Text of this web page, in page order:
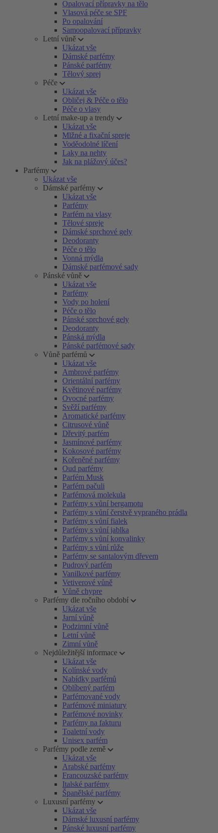
Opalovací přípravky na tělo
Vlasová péče se SPF
Po opalování
Samoopalovací přípravky
Letní vůně
Ukázat vše
Dámské parfémy
Pánské parfémy
Tělový sprej
Péče
Ukázat vše
Obličej & Péče o tělo
Péče o vlasy
Letní make-up a trendy
Ukázat vše
Mlžné a fixační spreje
Voděodolné líčení
Laky na nehty
Jak na plážový účes?
Parfémy
Ukázat vše
Dámské parfémy
Ukázat vše
Parfémy
Parfém na vlasy
Tělové spreje
Dámské sprchové gely
Deodoranty
Péče o tělo
Vonná mýdla
Dámské parfémové sady
Pánské vůně
Ukázat vše
Parfémy
Vody po holení
Péče o tělo
Pánské sprchové gely
Deodoranty
Pánská mýdla
Pánské parfémové sady
Vůně parfémů
Ukázat vše
Ambrové parfémy
Orientální parfémy
Květinové parfémy
Ovocné parfémy
Svěží parfémy
Aromatické parfémy
Citrusové vůně
Dřevitý parfém
Jasmínové parfémy
Kokosové parfémy
Kořeněné parfémy
Oud parfémy
Parfém Musk
Parfém pačuli
Parfémová molekula
Parfémy s vůní bergamotu
Parfémy s vůní čerstvě vypraného prádla
Parfémy s vůní fialek
Parfémy s vůní jablka
Parfémy s vůní konvalinky
Parfémy s vůní růže
Parfémy se santalovým dřevem
Pudrový parfém
Vanilkové parfémy
Vetiverové vůně
Vůně chypre
Parfémy dle ročního období
Ukázat vše
Jarní vůně
Podzimní vůně
Letní vůně
Zimní vůně
Nejdůležitější informace
Ukázat vše
Kolínské vody
Nabídky parfémů
Oblíbený parfém
Parfémované vody
Parfémové miniatury
Parfémové novinky
Parfémy na fakturu
Toaletní vody
Unisex parfém
Parfémy podle země
Ukázat vše
Arabské parfémy
Francouzské parfémy
Italské parfémy
Španělské parfémy
Luxusní parfémy
Ukázat vše
Dámské luxusní parfémy
Pánské luxusní parfémy